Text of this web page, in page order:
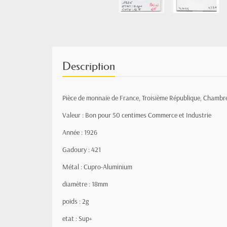
Description
Pièce de monnaie de France, Troisième République,
Valeur : Bon pour 50 centimes Commerce et Industrie
Année : 1926
Gadoury : 421
Métal : Cupro-Aluminium
diamètre : 18mm
poids : 2g
etat : Sup+